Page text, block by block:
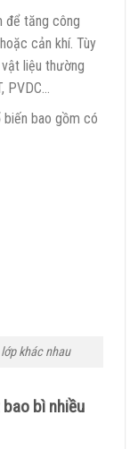
để tăng công
cản khí. Tùy
liệu thường
PVDC…
bao gồm có
khác nhau
bì nhiều